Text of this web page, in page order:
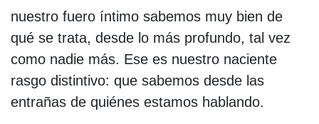
nuestro fuero íntimo sabemos muy bien de
qué se trata, desde lo más profundo, tal vez
como nadie más. Ese es nuestro naciente
rasgo distintivo: que sabemos desde las
entrañas de quiénes estamos hablando.